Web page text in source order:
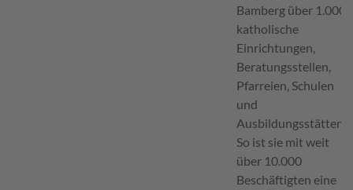
Bamberg über 1.000
katholische
Einrichtungen,
Beratungsstellen,
Pfarreien, Schulen
und
Ausbildungsstätten.
So ist sie mit weit
über 10.000
Beschäftigten eine